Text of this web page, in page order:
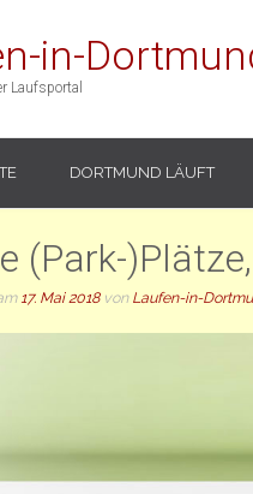
in-
Laufsportal
DORTMUND LÄUFT
(Park-
17. Mai 2018von Laufen-in-